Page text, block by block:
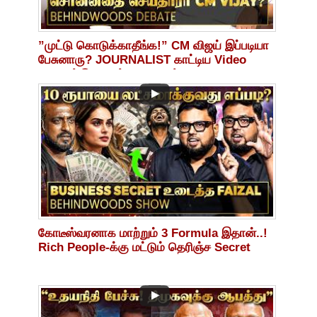
”முட்டு கொடுக்காதீங்க!” CM விஜய் இப்படியா
பேசுனாரு? JOURNALIST காட்டிய Video
கோடீஸ்வரனாக மாற்றும் 3 Formula இதான்..!
Rich People-க்கு மட்டும் தெரிஞ்ச Secret